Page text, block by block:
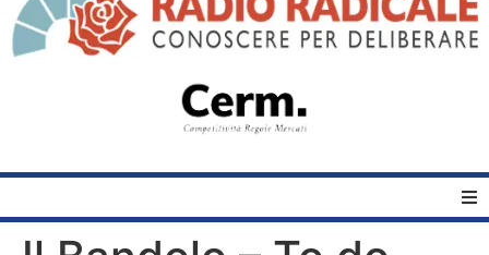
Home